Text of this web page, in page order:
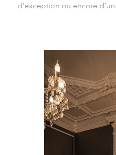
d’exception ou encore